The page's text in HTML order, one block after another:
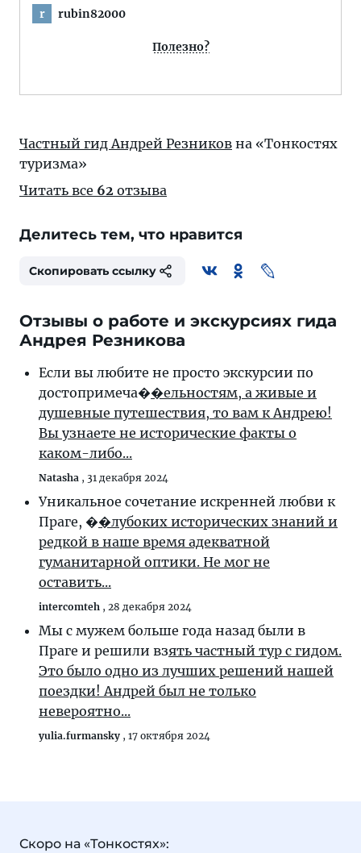
r rubin82000
Полезно?
Частный гид Андрей Резников на «Тонкостях
туризма»
Читать все 62 отзыва
Делитесь тем, что нравится
Скопировать ссылку
Отзывы о работе и экскурсиях гида
Андрея Резникова
Если вы любите не просто экскурсии по
достопримеча��ельностям, а живые и
душевные путешествия, то вам к Андрею!
Вы узнаете не исторические факты о
каком-либо...
Natasha , 31 декабря 2024
Уникальное сочетание искренней любви к
Праге, ��лубоких исторических знаний и
редкой в наше время адекватной
гуманитарной оптики. Не мог не
оставить...
intercomteh , 28 декабря 2024
Мы с мужем больше года назад были в
Праге и решили взять частный тур с гидом.
Это было одно из лучших решений нашей
поездки! Андрей был не только
невероятно...
yulia.furmansky , 17 октября 2024
Скоро на «Тонкостях»: